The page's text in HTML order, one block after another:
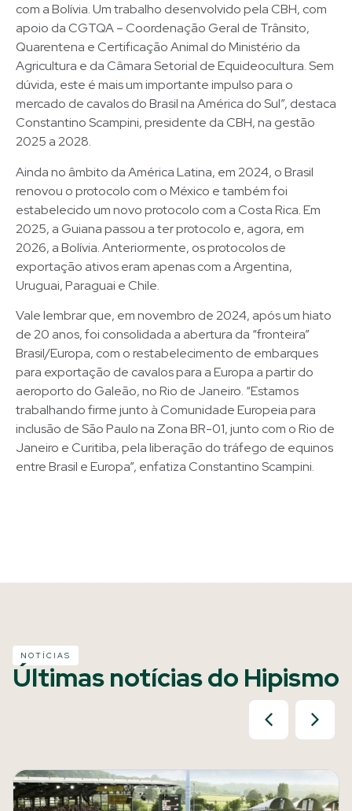
com a Bolívia. Um trabalho desenvolvido pela CBH, com
apoio da CGTQA – Coordenação Geral de Trânsito,
Quarentena e Certificação Animal do Ministério da
Agricultura e da Câmara Setorial de Equideocultura. Sem
dúvida, este é mais um importante impulso para o
mercado de cavalos do Brasil na América do Sul”, destaca
Constantino Scampini, presidente da CBH, na gestão
2025 a 2028.
Ainda no âmbito da América Latina, em 2024, o Brasil
renovou o protocolo com o México e também foi
estabelecido um novo protocolo com a Costa Rica. Em
2025, a Guiana passou a ter protocolo e, agora, em
2026, a Bolívia. Anteriormente, os protocolos de
exportação ativos eram apenas com a Argentina,
Uruguai, Paraguai e Chile.
Vale lembrar que, em novembro de 2024, após um hiato
de 20 anos, foi consolidada a abertura da “fronteira”
Brasil/Europa, com o restabelecimento de embarques
para exportação de cavalos para a Europa a partir do
aeroporto do Galeão, no Rio de Janeiro. “Estamos
trabalhando firme junto à Comunidade Europeia para
inclusão de São Paulo na Zona BR-01, junto com o Rio de
Janeiro e Curitiba, pela liberação do tráfego de equinos
entre Brasil e Europa”, enfatiza Constantino Scampini.
NOTÍCIAS
Últimas notícias do Hipismo